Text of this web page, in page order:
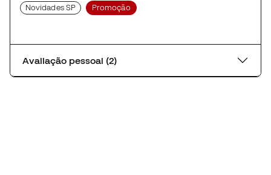
Novidades SP Promoção
Avaliação pessoal (2)